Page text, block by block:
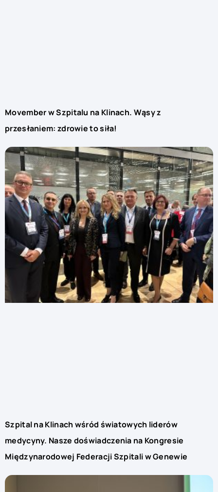
Movember w Szpitalu na Klinach. Wąsy z
przesłaniem: zdrowie to siła!
Szpital na Klinach wśród światowych liderów
medycyny. Nasze doświadczenia na Kongresie
Międzynarodowej Federacji Szpitali w Genewie